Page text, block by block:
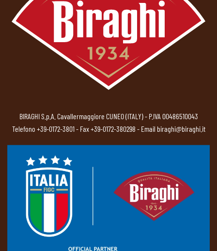
BIRAGHI S.p.A. Cavallermaggiore CUNEO (ITALY) - P.IVA 00486510043
Telefono +39-0172-3801- Fax +39-0172-380298 - Email biraghi@biraghi.it